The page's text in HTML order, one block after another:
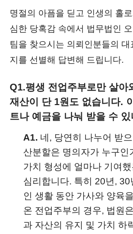
명절의 아픔을 딛고 인생의 홀
심한 당혹감 속에서 법무법인
팀을 찾으시는 의뢰인분들의
지를 선별해 답변해 드립니다.
Q1.평생 전업주부로만 살아
재산이 단 1원도 없습니다.
트나 예금을 나눠 받을 수 있
A1. 네, 당연히 나누어 받
산분할은 명의자가 누구인
가치 형성에 얼마나 기여
심리합니다. 특히 20년,
인 생활 동안 가사와 양육
온 전업주부의 경우, 법원
과 자산의 유지 및 가치 하